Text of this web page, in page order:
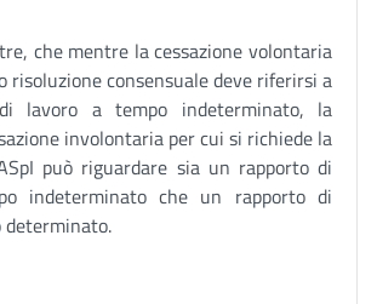
che mentre la cessazione volontaria
risoluzione consensuale deve riferirsi a
lavoro a tempo indeterminato, la
involontaria per cui si richiede la
può riguardare sia un rapporto di
indeterminato che un rapporto di
determinato.